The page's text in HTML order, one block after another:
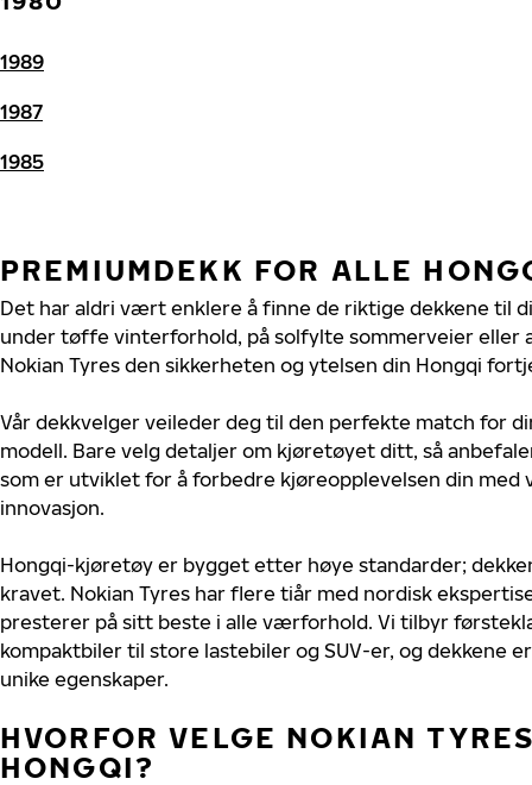
1989
1987
1985
PREMIUMDEKK FOR ALLE
Det har aldri vært enklere å finne de riktige dekkene til
under tøffe vinterforhold, på solfylte sommerveier eller
Nokian Tyres den sikkerheten og ytelsen din Hongqi
Vår dekkvelger veileder deg til den perfekte match for
modell. Bare velg detaljer om kjøretøyet ditt, så
som er utviklet for å forbedre kjøreopplevelsen din med
innovasjon.
Hongqi-kjøretøy er bygget etter høye standarder;
kravet. Nokian Tyres har flere tiår med nordisk
presterer på sitt beste i alle værforhold. Vi tilbyr
kompaktbiler til store lastebiler og SUV-er, og dekkene
unike egenskaper.
HVORFOR VELGE NOKIAN
HONGQI?